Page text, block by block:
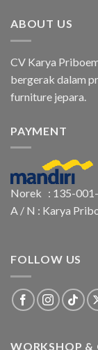
ABOUT US
CV Karya
bergerak dalam
furniture jepara.
PAYMENT
Norek : 135-
A / N : Karya
FOLLOW US
WORKSHOP &